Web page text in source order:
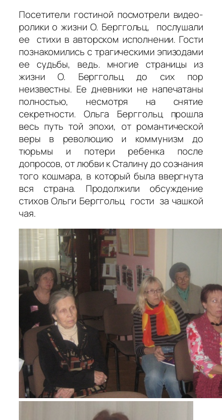
Посетители гостиной посмотрели видео-
ролики о жизни О. Берггольц, послушали
ее стихи в авторском исполнении. Гости
познакомились с трагическими эпизодами
ее судьбы, ведь. многие страницы из
жизни О. Берггольц до сих пор
неизвестны. Ее дневники не напечатаны
полностью, несмотря на снятие
секретности. Ольга Берггольц прошла
весь путь той эпохи, от романтической
веры в революцию и коммунизм до
тюрьмы и потери ребенка после
допросов, от любви к Сталину до сознания
того кошмара, в который была ввергнута
вся страна. Продолжили обсуждение
стихов Ольги Берггольц гости за чашкой
чая.